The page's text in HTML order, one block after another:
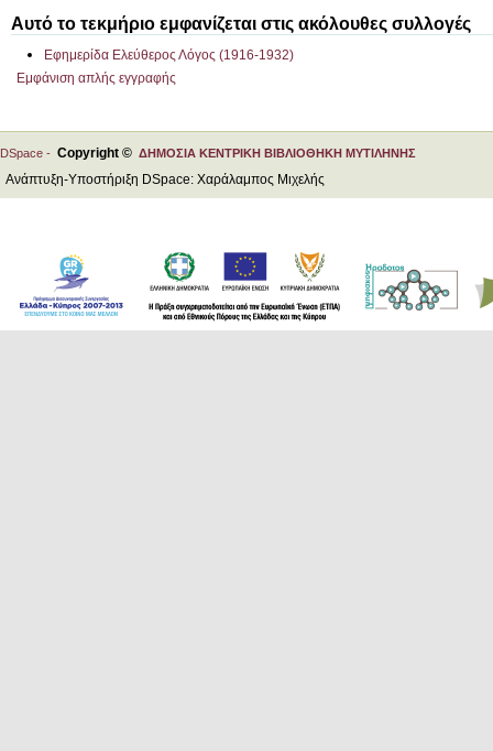
Αυτό το τεκμήριο εμφανίζεται στις ακόλουθες συλλογές
Εφημερίδα Ελεύθερος Λόγος (1916-1932)
Εμφάνιση απλής εγγραφής
DSpace - Copyright © ΔΗΜΟΣΙΑ ΚΕΝΤΡΙΚΗ ΒΙΒΛΙΟΘΗΚΗ ΜΥΤΙΛΗΝΗΣ
Ανάπτυξη-Υποστήριξη DSpace: Χαράλαμπος Μιχελής